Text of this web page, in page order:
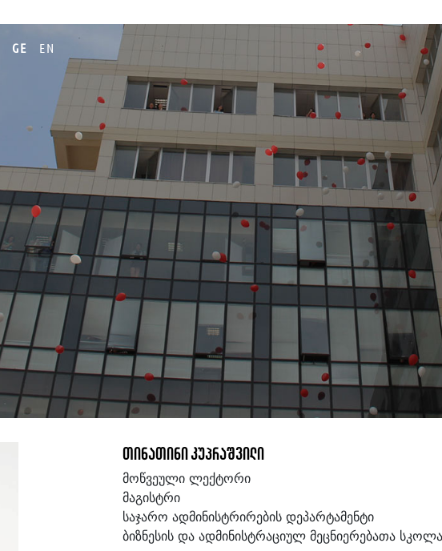
GE EN
თინათინი კუპრაშვილი
მოწვეული ლექტორი
მაგისტრი
საჯარო ადმინისტრირების დეპარტამენტი
ბიზნესის და ადმინისტრაციულ მეცნიერებათა სკოლა